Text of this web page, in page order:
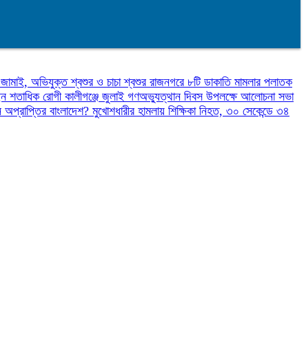
জামাই, অভিযুক্ত শ্বশুর ও চাচা শ্বশুর রাজনগরে ৮টি ডাকাতি মামলার পলাতক
শতাধিক রোগী কালীগঞ্জে জুলাই গণঅভ্যুত্থান দিবস উপলক্ষে আলোচনা সভা
বাংলাদেশ? মুখোশধারীর হামলায় শিক্ষিকা নিহত, ৩০ সেকেন্ডে ৩৪